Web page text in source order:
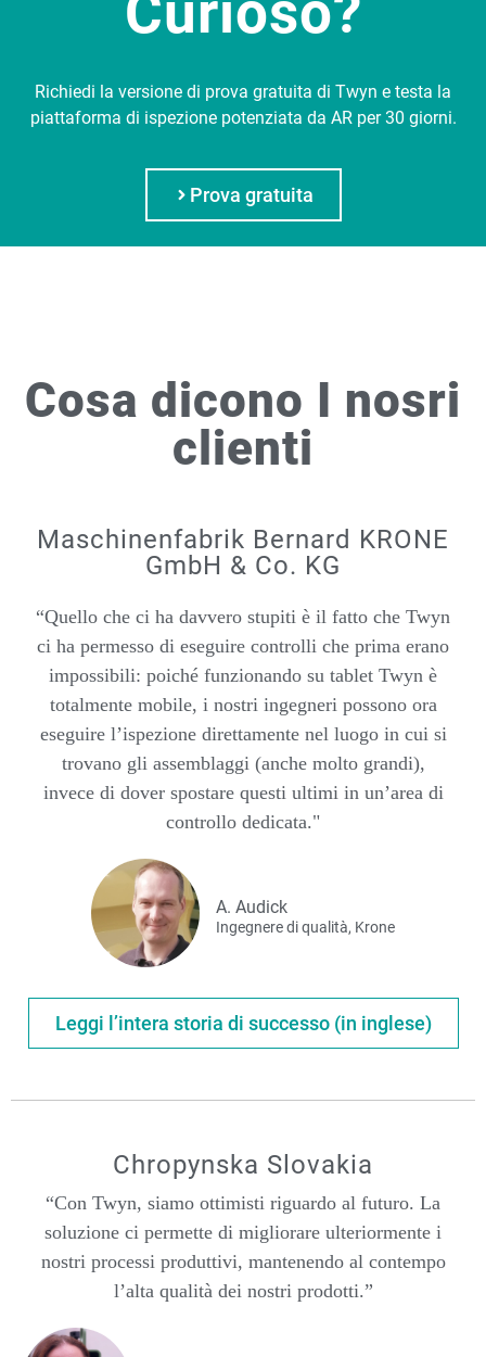
Richiedi la versione di prova gratuita di Twyn e testa la
piattaforma di ispezione potenziata da AR per 30 giorni.
Prova gratuita
Cosa dicono I nosri
clienti
Maschinenfabrik Bernard KRONE
GmbH & Co. KG
“Quello che ci ha davvero stupiti è il fatto che Twyn
ci ha permesso di eseguire controlli che prima erano
impossibili: poiché funzionando su tablet Twyn è
totalmente mobile, i nostri ingegneri possono ora
eseguire l’ispezione direttamente nel luogo in cui si
trovano gli assemblaggi (anche molto grandi),
invece di dover spostare questi ultimi in un’area di
controllo dedicata."
A. Audick
Ingegnere di qualità, Krone
Leggi l’intera storia di successo (in inglese)
Chropynska Slovakia
“Con Twyn, siamo ottimisti riguardo al futuro. La
soluzione ci permette di migliorare ulteriormente i
nostri processi produttivi, mantenendo al contempo
l’alta qualità dei nostri prodotti.”